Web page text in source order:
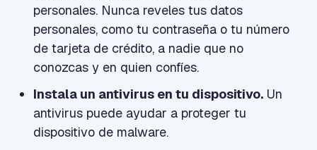
personales. Nunca reveles tus datos
personales, como tu contraseña o tu número
de tarjeta de crédito, a nadie que no
conozcas y en quien confíes.
Instala un antivirus en tu dispositivo. Un
antivirus puede ayudar a proteger tu
dispositivo de malware.